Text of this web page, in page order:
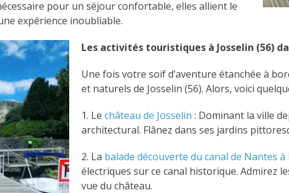
pour un séjour confortable, elles allient le
expérience inoubliable.
Les activités touristiques à Josselin (56)
Une fois votre soif d’aventure étanchée à
et naturels de Josselin (56). Alors, voici
1. Le château de Josselin : Dominant la ville
architectural. Flânez dans ses jardins
2. La balade découverte du canal de Nantes
électriques sur ce canal historique. Admirez
vue du château.